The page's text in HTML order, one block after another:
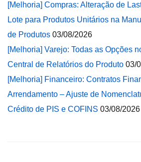
[Melhoria] Compras: Alteração de
Lote para Produtos Unitários na
de Produtos 03/08/2026
[Melhoria] Varejo: Todas as Opções
Central de Relatórios do Produto 03/
[Melhoria] Financeiro: Contratos
Arrendamento – Ajuste de
Crédito de PIS e COFINS 03/08/2026